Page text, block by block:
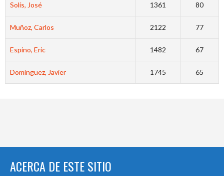
Solís, José 1361 80
Muñoz, Carlos 2122 77
Espino, Eric 1482 67
Domínguez, Javier 1745 65
ACERCA DE ESTE SITIO